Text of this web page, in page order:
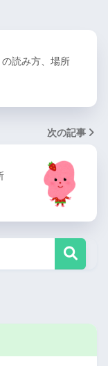
読み方、場所
次の記事